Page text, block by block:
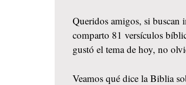
Queridos amigos, si buscan
comparto 81 versículos
gustó el tema de hoy, no
Veamos qué dice la Biblia